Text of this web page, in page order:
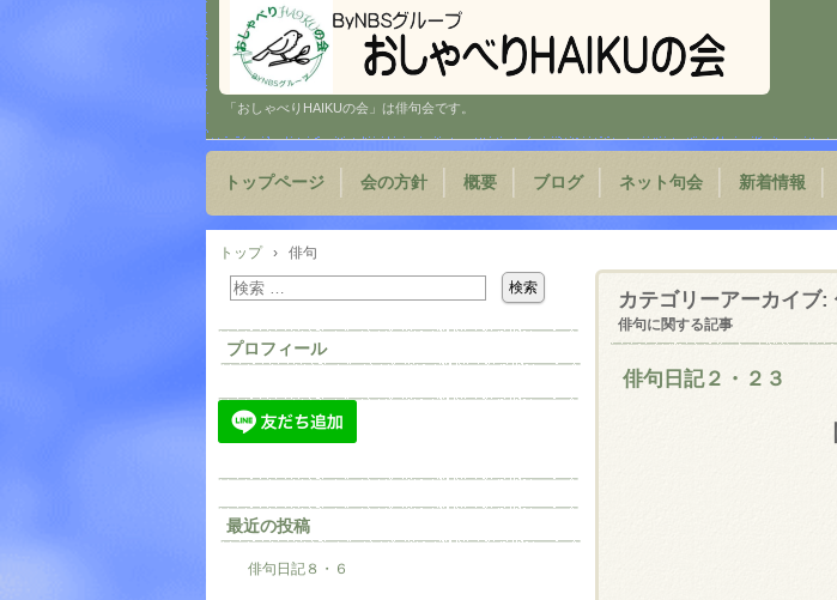
「おしゃべりHAIKUの会」は俳句会です。
トップページ 会の方針 概要 ブログ ネット句会 新着情報
トップ › 俳句
カテゴリーアーカイブ:
俳句に関する記事
俳句日記２・２３
プロフィール
最近の投稿
俳句日記８・６